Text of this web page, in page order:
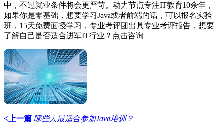
中，不过就业条件将会更严苛。动力节点专注IT教育10余年，
如果你是零基础，想要学习Java或者前端的话，可以报名实验
班，15天免费面授学习，专业考评团出具专业考评报告，想要
了解自己是否适合进军IT行业？点击咨询
<上一篇 哪些人最适合参加Java培训？